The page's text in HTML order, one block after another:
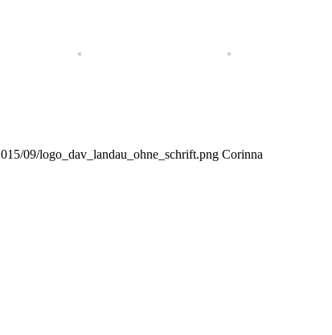
09/logo_dav_landau_ohne_schrift.png Corinna